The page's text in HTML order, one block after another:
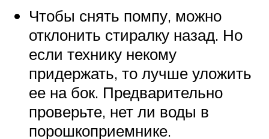
Чтобы снять помпу, можно
отклонить стиралку назад. Но
если технику некому
придержать, то лучше уложить
ее на бок. Предварительно
проверьте, нет ли воды в
порошкоприемнике.